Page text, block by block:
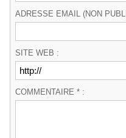
ADRESSE EMAIL (NON
SITE WEB :
COMMENTAIRE * :